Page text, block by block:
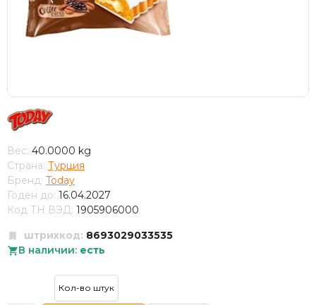
Вес: 40.0000 kg
Страна: Турция
Бренд: Today
Годен до: 16.04.2027
Код ТН ВЭД: 1905906000
штрихкод: 8693029033535
В наличии: есть